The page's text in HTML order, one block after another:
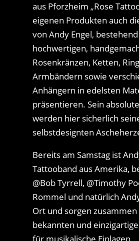
aus Pforzheim „Rose
eigenen Produkten auch
von Andy Engel,
hochwertigen,
Rosenkränzen, Ketten,
Armbändern sowie
Anhängern in edelsten
präsentieren. Sein
werden hier sicherlich
selbstdesignten
Bereits am Samstag ist
Tattooband aus Amerika,
@Bob Tyrrell, @Timothy
Rommel und natürlich
Ort und sorgen
bekannten und